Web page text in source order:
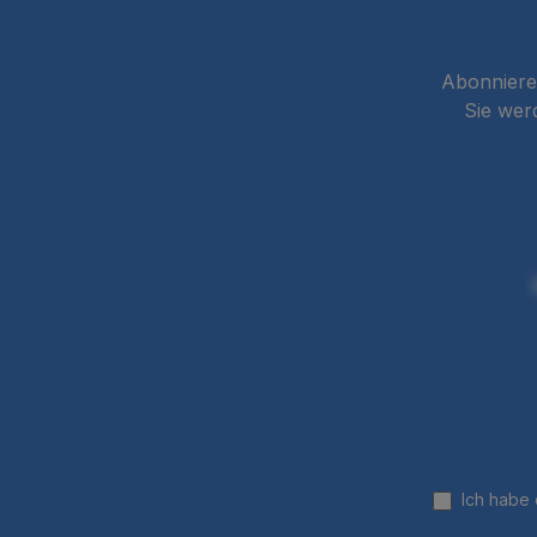
Sie
Ich habe